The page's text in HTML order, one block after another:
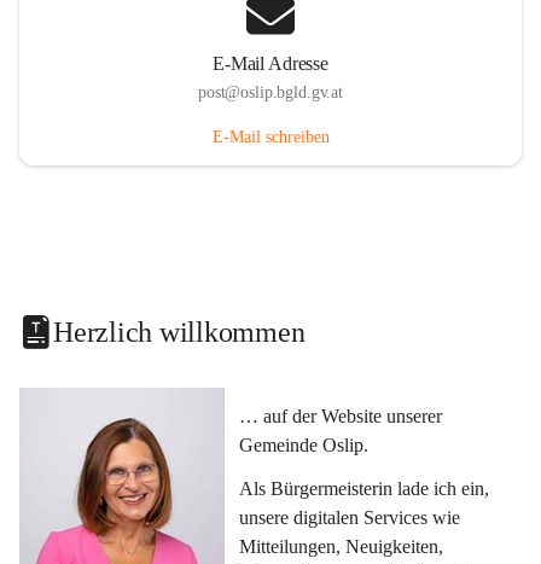
E-Mail Adresse
post@oslip.bgld.gv.at
E-Mail schreiben
Herzlich willkommen
… auf der Website unserer
Gemeinde Oslip.
Als Bürgermeisterin lade ich ein,
unsere digitalen Services wie
Mitteilungen, Neuigkeiten,